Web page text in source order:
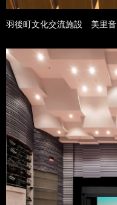
羽後町文化交流施設 美里音